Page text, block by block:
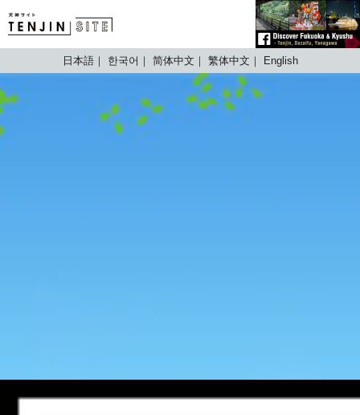
TENJIN SITE
日本語 한국어 简体中文 繁体中文 English